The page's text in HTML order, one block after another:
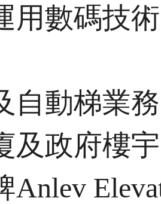
用數碼技
自動梯業
及政府樓
Anlev